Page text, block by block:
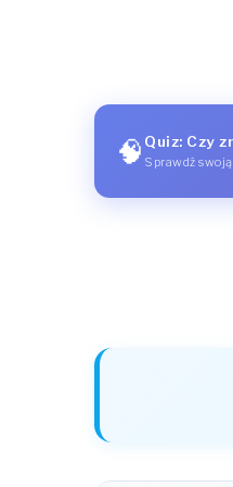
🧠 Quiz: Czy
Sprawdź